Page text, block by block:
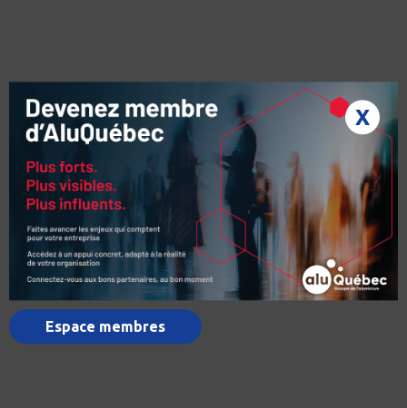
X
Espace membres